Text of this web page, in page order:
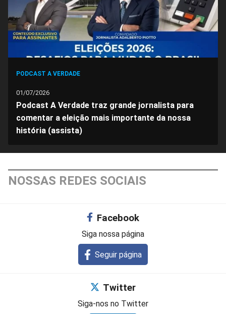
PODCAST A VERDADE
01/07/2026
Podcast A Verdade traz grande jornalista para
comentar a eleição mais importante da nossa
história (assista)
NOSSAS REDES SOCIAIS
Facebook
Siga nossa página
Seguir página
Twitter
Siga-nos no Twitter